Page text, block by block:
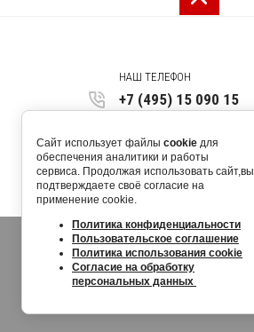
НАШ ТЕЛЕФОН
+7 (495) 15 090 15
оф. 450 4 этаж
request@allrus.ru
Сайт использует файлы cookie для
обеспечения аналитики и работы
сервиса. Продолжая использовать сайт,вы
подтверждаете своё согласие на
применение cookie.
Политика конфиденциальности
Пользовательское соглашение
Политика использования cookie
Согласие на обработку
персональных данных